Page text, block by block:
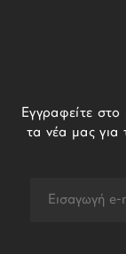
Εγγραφείτε
τα νέα μας για